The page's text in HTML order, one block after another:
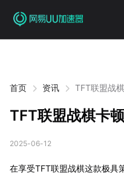
首页 资讯 TFT联盟战
TFT联盟战棋卡
2025-06-12
在享受TFT联盟战棋这款极具